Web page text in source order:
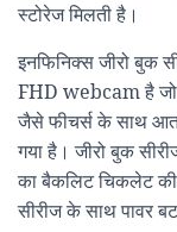
स्टोरेज मिलती है।
इनफिनिक्स जीरो बुक
FHD webcam है
जैसे फीचर्स के साथ
गया है। जीरो बुक
का बैकलिट चिकलेट
सीरीज के साथ पावर